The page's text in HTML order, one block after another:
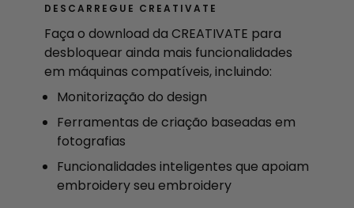
DESCARREGUE CREATIVATE
Faça o download da CREATIVATE para
desbloquear ainda mais funcionalidades
em máquinas compatíveis, incluindo:
Monitorização do design
Ferramentas de criação baseadas em
fotografias
Funcionalidades inteligentes que apoiam
embroidery seu embroidery